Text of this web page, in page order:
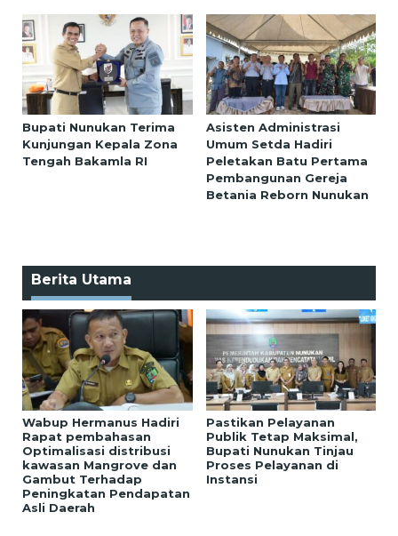
Bupati Nunukan Terima
Kunjungan Kepala Zona
Tengah Bakamla RI
Asisten Administrasi
Umum Setda Hadiri
Peletakan Batu Pertama
Pembangunan Gereja
Betania Reborn Nunukan
Berita Utama
Wabup Hermanus Hadiri
Rapat pembahasan
Optimalisasi distribusi
kawasan Mangrove dan
Gambut Terhadap
Peningkatan Pendapatan
Asli Daerah
Pastikan Pelayanan
Publik Tetap Maksimal,
Bupati Nunukan Tinjau
Proses Pelayanan di
Instansi